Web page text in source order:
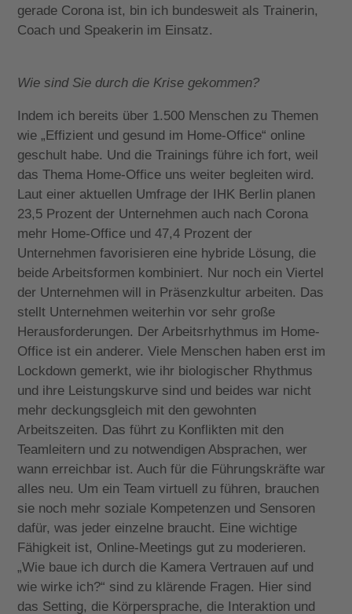
gerade Corona ist, bin ich bundesweit als Trainerin,
Coach und Speakerin im Einsatz.
Wie sind Sie durch die Krise gekommen?
Indem ich bereits über 1.500 Menschen zu Themen
wie „Effizient und gesund im Home-Office“ online
geschult habe. Und die Trainings führe ich fort, weil
das Thema Home-Office uns weiter begleiten wird.
Laut einer aktuellen Umfrage der IHK Berlin planen
23,5 Prozent der Unternehmen auch nach Corona
mehr Home-Office und 47,4 Prozent der
Unternehmen favorisieren eine hybride Lösung, die
beide Arbeitsformen kombiniert. Nur noch ein Viertel
der Unternehmen will in Präsenzkultur arbeiten. Das
stellt Unternehmen weiterhin vor sehr große
Herausforderungen. Der Arbeitsrhythmus im Home-
Office ist ein anderer. Viele Menschen haben erst im
Lockdown gemerkt, wie ihr biologischer Rhythmus
und ihre Leistungskurve sind und beides war nicht
mehr deckungsgleich mit den gewohnten
Arbeitszeiten. Das führt zu Konflikten mit den
Teamleitern und zu notwendigen Absprachen, wer
wann erreichbar ist. Auch für die Führungskräfte war
alles neu. Um ein Team virtuell zu führen, brauchen
sie noch mehr soziale Kompetenzen und Sensoren
dafür, was jeder einzelne braucht. Eine wichtige
Fähigkeit ist, Online-Meetings gut zu moderieren.
„Wie baue ich durch die Kamera Vertrauen auf und
wie wirke ich?“ sind zu klärende Fragen. Hier sind
das Setting, die Körpersprache, die Interaktion und